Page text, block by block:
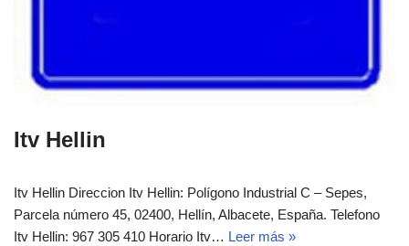
Itv Hellin
Itv Hellin Direccion Itv Hellin: Polígono Industrial C – Sepes,
Parcela número 45, 02400, Hellín, Albacete, España.‎‎ Telefono
Itv Hellin: 967 305 410 Horario Itv… Leer más »